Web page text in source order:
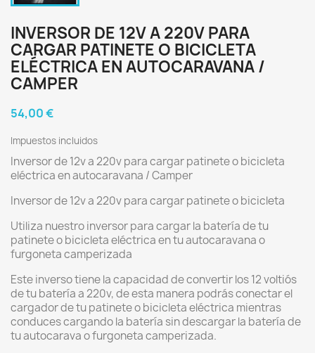
INVERSOR DE 12V A 220V PARA
CARGAR PATINETE O BICICLETA
ELÉCTRICA EN AUTOCARAVANA /
CAMPER
54,00 €
Impuestos incluidos
Inversor de 12v a 220v para cargar patinete o bicicleta
eléctrica en autocaravana / Camper
Inversor de 12v a 220v para cargar patinete o bicicleta
Utiliza nuestro inversor para cargar la batería de tu
patinete o bicicleta eléctrica en tu autocaravana o
furgoneta camperizada
Este inverso tiene la capacidad de convertir los 12 voltiós
de tu batería a 220v, de esta manera podrás conectar el
cargador de tu patinete o bicicleta eléctrica mientras
conduces cargando la batería sin descargar la batería de
tu autocarava o furgoneta camperizada.